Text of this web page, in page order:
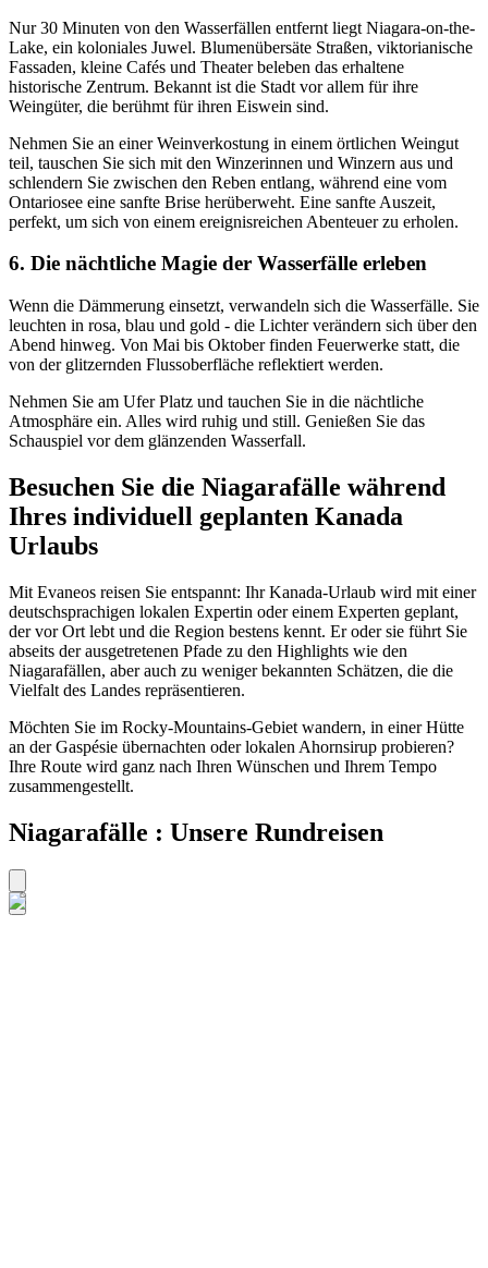
Nur 30 Minuten von den Wasserfällen entfernt liegt Niagara-on-the-
Lake, ein koloniales Juwel. Blumenübersäte Straßen, viktorianische
Fassaden, kleine Cafés und Theater beleben das erhaltene
historische Zentrum. Bekannt ist die Stadt vor allem für ihre
Weingüter, die berühmt für ihren Eiswein sind.
Nehmen Sie an einer Weinverkostung in einem örtlichen Weingut
teil, tauschen Sie sich mit den Winzerinnen und Winzern aus und
schlendern Sie zwischen den Reben entlang, während eine vom
Ontariosee eine sanfte Brise herüberweht. Eine sanfte Auszeit,
perfekt, um sich von einem ereignisreichen Abenteuer zu erholen.
6. Die nächtliche Magie der Wasserfälle erleben
Wenn die Dämmerung einsetzt, verwandeln sich die Wasserfälle. Sie
leuchten in rosa, blau und gold - die Lichter verändern sich über den
Abend hinweg. Von Mai bis Oktober finden Feuerwerke statt, die
von der glitzernden Flussoberfläche reflektiert werden.
Nehmen Sie am Ufer Platz und tauchen Sie in die nächtliche
Atmosphäre ein. Alles wird ruhig und still. Genießen Sie das
Schauspiel vor dem glänzenden Wasserfall.
Besuchen Sie die Niagarafälle während
Ihres individuell geplanten Kanada
Urlaubs
Mit Evaneos reisen Sie entspannt: Ihr Kanada-Urlaub wird mit einer
deutschsprachigen lokalen Expertin oder einem Experten geplant,
der vor Ort lebt und die Region bestens kennt. Er oder sie führt Sie
abseits der ausgetretenen Pfade zu den Highlights wie den
Niagarafällen, aber auch zu weniger bekannten Schätzen, die die
Vielfalt des Landes repräsentieren.
Möchten Sie im Rocky-Mountains-Gebiet wandern, in einer Hütte
an der Gaspésie übernachten oder lokalen Ahornsirup probieren?
Ihre Route wird ganz nach Ihren Wünschen und Ihrem Tempo
zusammengestellt.
Niagarafälle : Unsere Rundreisen